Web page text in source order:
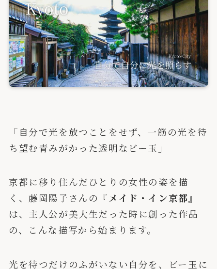
「自分で光を放つことをせず、一筋の光を待
ち望む青みがかった透明なビー玉」
京都に移り住んだひとりの女性の姿を描
く、藤岡陽子さんの 『メイド・イン京都』
は、主人公が美大生だった時に創った作品
の、こんな描写から始まります。
光を待つだけのふがいない自分を、ビー玉に